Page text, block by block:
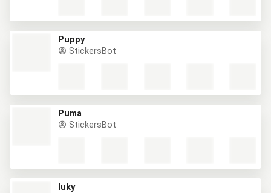
Puppy
StickersBot
Puma
StickersBot
luky